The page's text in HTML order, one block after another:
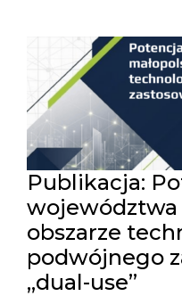
Publikacja:
województwa
obszarze
podwójnego
„dual-use”